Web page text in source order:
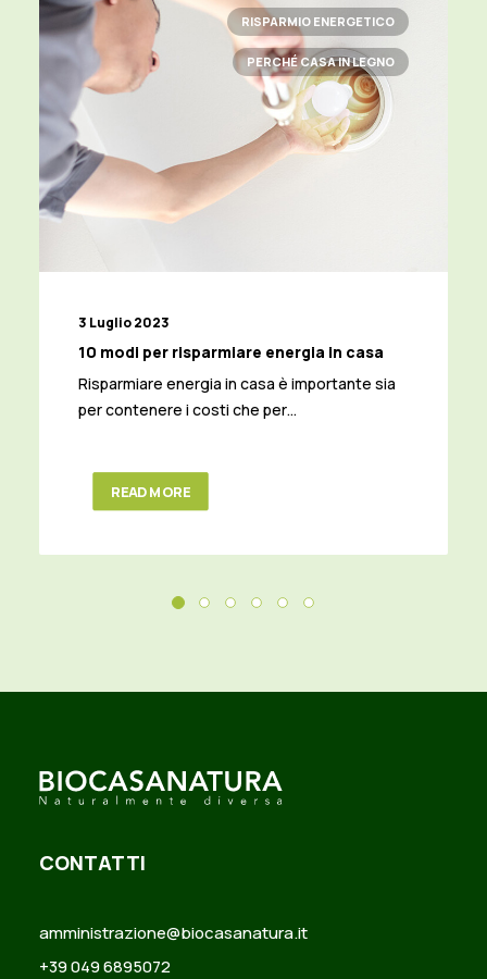
RISPARMIO ENERGETICO
PERCHÉ CASA IN LEGNO
3 Luglio 2023
10 modi per risparmiare energia in casa
Risparmiare energia in casa è importante sia
per contenere i costi che per…
READ MORE
CONTATTI
amministrazione@biocasanatura.it
+39 049 6895072